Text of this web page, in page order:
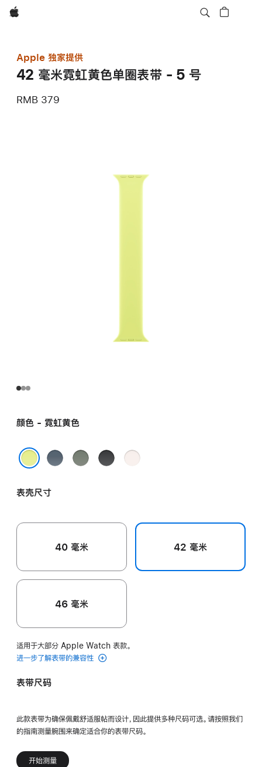
Apple
Apple 独家提供
42 毫米霓虹黄色单圈表带 - 5 号
RMB 379
颜色 - 霓虹黄色
铁
蓝
灰
黑
淡
表壳尺寸
40 毫米 42 毫米
46 毫米
适用于大部分 Apple Watch 表款。
进一步了解表带的兼容性
表带尺码
此款表带为确保佩戴舒适服帖而设计，因此提供多种尺码可选。请按照我们
的指南测量腕围来确定适合你的表带尺码。
开始测量